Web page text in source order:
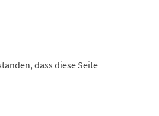
dass diese Seite